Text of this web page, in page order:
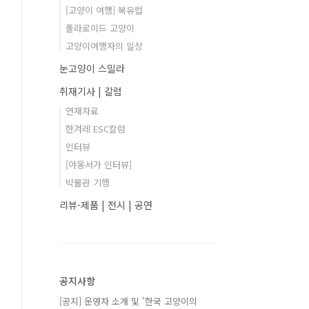
[고양이 여행] 북유럽
폴라로이드 고양이
고양이여행자의 일상
눈고양이 스밀라
취재기사 | 칼럼
연재자료
한겨레 ESC칼럼
인터뷰
[야옹서가 인터뷰]
박물관 기행
리뷰-제품 | 전시 | 공연
공지사항
[공지] 운영자 소개 및 '한국 고양이의